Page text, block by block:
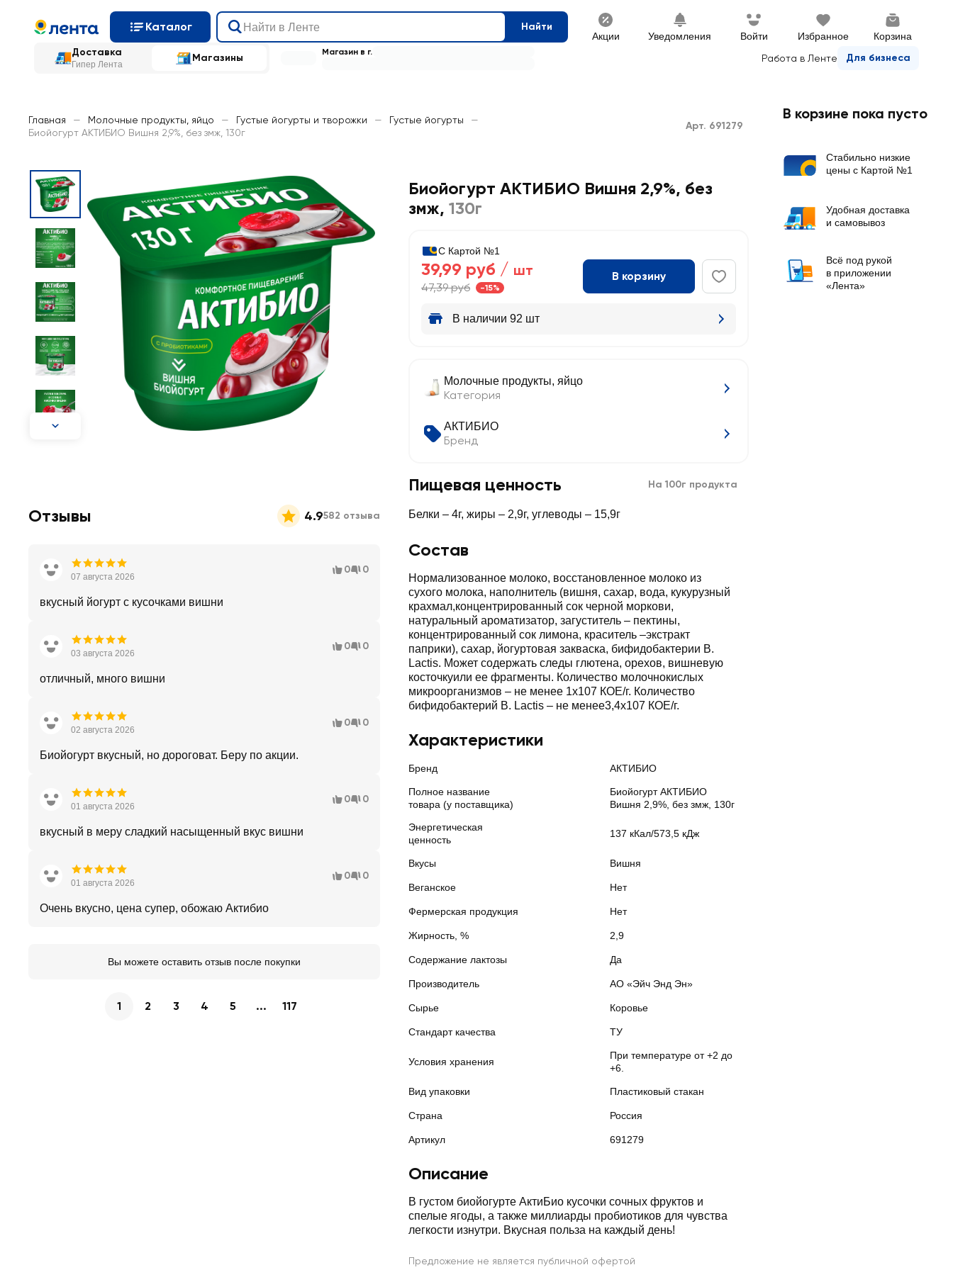
Каталог Найти
Акции Уведомления Войти Избранное Корзина
Доставка
Гипер Лента
Магазины Работа в Ленте Для бизнеса
Магазин в г.
Главная — Молочные продукты, яйцо — Густые йогурты и творожки — Густые йогурты
—
Биойогурт АКТИБИО Вишня 2,9%, без змж, 130г
Арт. 691279
Биойогурт АКТИБИО Вишня 2,9%, без
змж, 130г
С Картой №1
39,99 руб / шт
47,39 руб -15%
В корзину
В наличии 92 шт
Молочные продукты, яйцо
Категория
АКТИБИО
Бренд
Пищевая ценность На 100г продукта
Белки – 4г, жиры – 2,9г, углеводы – 15,9г
Состав
Нормализованное молоко, восстановленное молоко из
сухого молока, наполнитель (вишня, сахар, вода, кукурузный
крахмал,концентрированный сок черной моркови,
натуральный ароматизатор, загуститель – пектины,
концентрированный сок лимона, краситель –экстракт
паприки), сахар, йогуртовая закваска, бифидобактерии B.
Lactis. Может содержать следы глютена, орехов, вишневую
косточкуили ее фрагменты. Количество молочнокислых
микроорганизмов – не менее 1х107 КОЕ/г. Количество
бифидобактерий B. Lactis – не менее3,4х107 КОЕ/г.
Характеристики
Бренд АКТИБИО
Полное название
товара (у поставщика)
Биойогурт АКТИБИО
Вишня 2,9%, без змж, 130г
Энергетическая
ценность
137 кКал/573,5 кДж
Вкусы Вишня
Веганское Нет
Фермерская продукция Нет
Жирность, % 2,9
Содержание лактозы Да
Производитель АО «Эйч Энд Эн»
Сырье Коровье
Стандарт качества ТУ
Условия хранения
При температуре от +2 до
+6.
Вид упаковки Пластиковый стакан
Страна Россия
Артикул 691279
Описание
В густом биойогурте АктиБио кусочки сочных фруктов и
спелые ягоды, а также миллиарды пробиотиков для чувства
легкости изнутри. Вкусная польза на каждый день!
Предложение не является публичной офертой
Отзывы 4.9582 отзыва
07 августа 2026
0 0
вкусный йогурт с кусочками вишни
03 августа 2026
0 0
отличный, много вишни
02 августа 2026
0 0
Биойогурт вкусный, но дороговат. Беру по акции.
01 августа 2026
0 0
вкусный в меру сладкий насыщенный вкус вишни
01 августа 2026
0 0
Очень вкусно, цена супер, обожаю Актибио
Вы можете оставить отзыв после покупки
1 2 3 4 5 ... 117
В корзине пока пусто
Стабильно низкие
цены с Картой №1
Удобная доставка
и самовывоз
Всё под рукой
в приложении
«Лента»